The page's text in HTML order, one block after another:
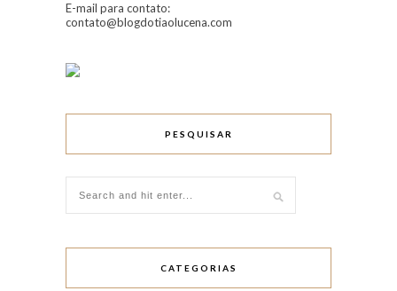
E-mail para contato:
contato@blogdotiaolucena.com
PESQUISAR
CATEGORIAS